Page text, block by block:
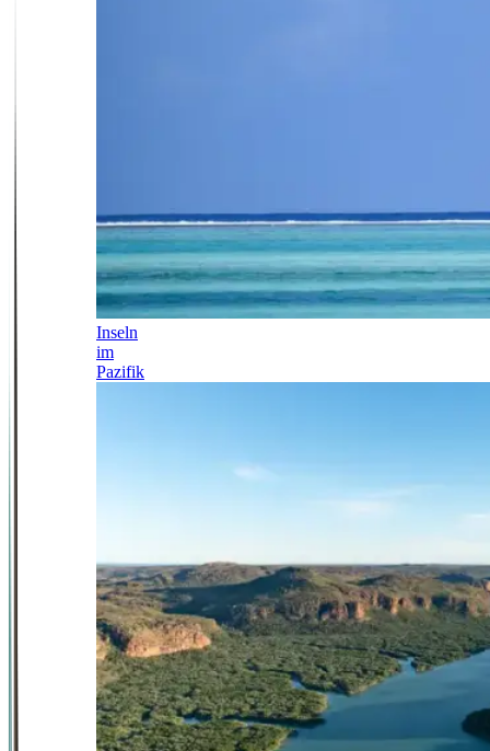
Inseln
im
Pazifik